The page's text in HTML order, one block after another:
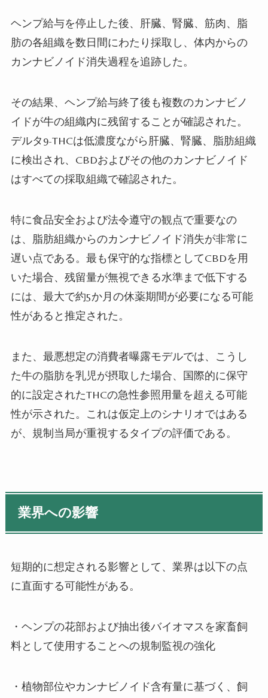
ヘンプ給与を停止した後、肝臓、腎臓、筋肉、脂
肪の各組織を数日間にわたり採取し、体内からの
カンナビノイド消失過程を追跡した。
その結果、ヘンプ給与終了後も複数のカンナビノ
イドが牛の組織内に残留することが確認された。
デルタ9-THCは低濃度ながら肝臓、腎臓、脂肪組織
に検出され、CBDおよびその他のカンナビノイド
はすべての採取組織で確認された。
特に食品安全および法令遵守の観点で重要なの
は、脂肪組織からのカンナビノイド消失が非常に
遅い点である。最も保守的な指標としてCBDを用
いた場合、残留量が無視できる水準まで低下する
には、最大で約5か月の休薬期間が必要になる可能
性があると推定された。
また、最悪想定の消費者曝露モデルでは、こうし
た牛の脂肪を乳児が摂取した場合、国際的に保守
的に設定されたTHCの急性参照用量を超える可能
性が示された。これは仮定上のシナリオではある
が、規制当局が重視するタイプの評価である。
業界への影響
短期的に想定される影響として、業界は以下の点
に直面する可能性がある。
・ヘンプの花部および抽出後バイオマスを家畜飼
料として使用することへの規制監視の強化
・植物部位やカンナビノイド含有量に基づく、飼